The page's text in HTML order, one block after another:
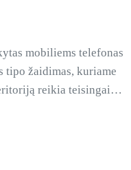
būti tam tikro &hellip;
per-
mobiliems telefonas
tipo žaidimas, kuriame
reikia teisingai
jo numerį. Ar